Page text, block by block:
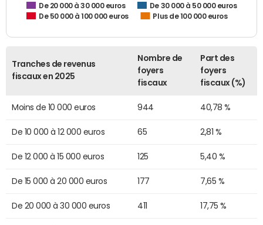
De 20 000 à 30 000 euros
De 30 000 à 50 000 euros
De 50 000 à 100 000 euros
Plus de 100 000 euros
Tranches de revenus
fiscaux en 2025
Nombre de
foyers
fiscaux
Part des
foyers
fiscaux (%)
Moins de 10 000 euros 944 40,78 %
De 10 000 à 12 000 euros 65 2,81 %
De 12 000 à 15 000 euros 125 5,40 %
De 15 000 à 20 000 euros 177 7,65 %
De 20 000 à 30 000 euros 411 17,75 %